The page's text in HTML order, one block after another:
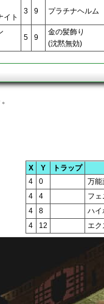
イト
3 9 プラチナヘルム
5 9
金の髪飾り
(沈黙無効)
X Y トラップ
4
0 万能
4
4 フ
4
8 ハイ
4
12 エク